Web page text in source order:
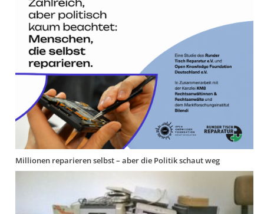
Millionen reparieren selbst – aber die Politik schaut weg